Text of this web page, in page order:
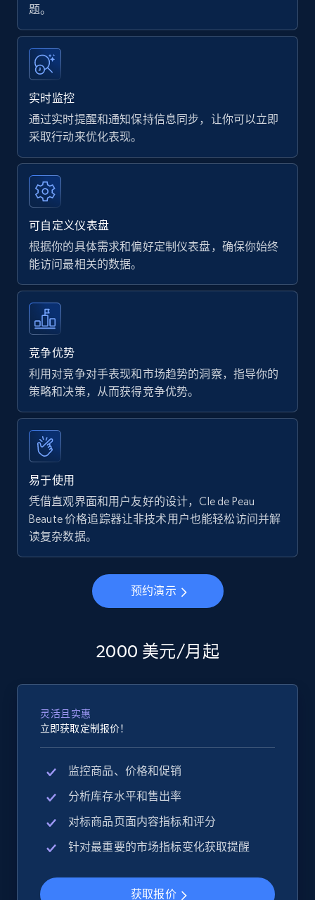
题。
实时监控
通过实时提醒和通知保持信息同步，让你可以立即
采取行动来优化表现。
可自定义仪表盘
根据你的具体需求和偏好定制仪表盘，确保你始终
能访问最相关的数据。
竞争优势
利用对竞争对手表现和市场趋势的洞察，指导你的
策略和决策，从而获得竞争优势。
易于使用
凭借直观界面和用户友好的设计，Cle de Peau
Beaute 价格追踪器让非技术用户也能轻松访问并解
读复杂数据。
预约演示
2000 美元/月起
灵活且实惠
立即获取定制报价！
监控商品、价格和促销
分析库存水平和售出率
对标商品页面内容指标和评分
针对最重要的市场指标变化获取提醒
获取报价